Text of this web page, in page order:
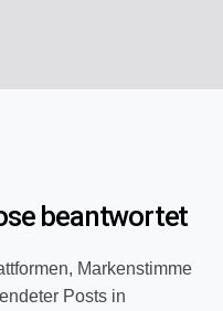
beantwortet
Markenstimme
Posts in